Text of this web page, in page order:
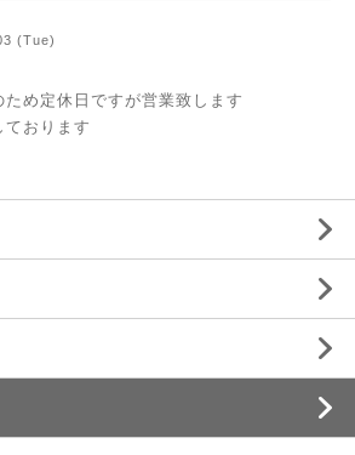
(Tue)
め定休日ですが営業致します
ております